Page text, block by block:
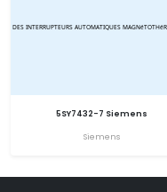
5SY7432-7 Siemens
Siemens